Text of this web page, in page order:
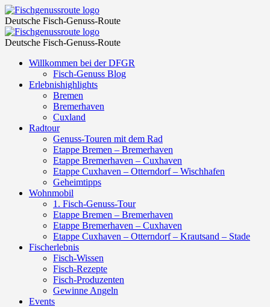
salmon
–
Fischgenussroute
Fischgenussroute
Deutsche Fisch-Genuss-Route
salmon
–
Fischgenussroute
Fischgenussroute
Deutsche Fisch-Genuss-Route
Skip
content
Willkommen bei der DFGR
Fisch-Genuss Blog
Erlebnishighlights
Bremen
Bremerhaven
Cuxland
Radtour
Genuss-Touren mit dem Rad
Etappe Bremen – Bremerhaven
Etappe Bremerhaven – Cuxhaven
Etappe Cuxhaven – Otterndorf – Wischhafen
Geheimtipps
Wohnmobil
1. Fisch-Genuss-Tour
Etappe Bremen – Bremerhaven
Etappe Bremerhaven – Cuxhaven
Etappe Cuxhaven – Otterndorf – Krautsand – Stade
Fischerlebnis
Fisch-Wissen
Fisch-Rezepte
Fisch-Produzenten
Gewinne Angeln
Events